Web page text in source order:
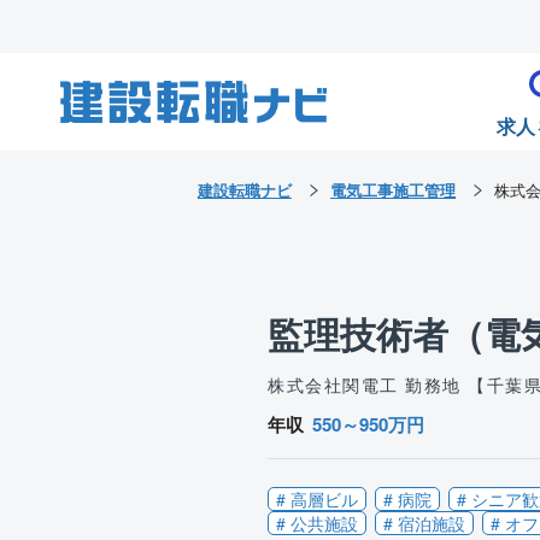
求
監理技術者（電
株式会社関電工 勤務地 【千葉
年収 550～950万円
# 高層ビル # 病院
# シニア
# 公共施設
# 宿泊施設 # オ
建設転職ナビ 電気工事施工管理 株式